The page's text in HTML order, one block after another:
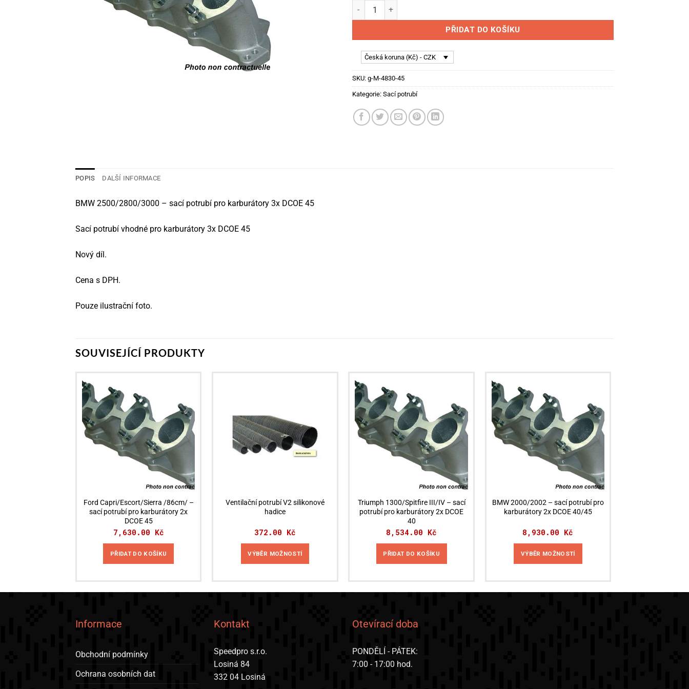
BMW 2500/2800/3000 - sací potrubí pro karburátory 3x DCOE 45 množství
PŘIDAT DO KOŠÍKU
Česká koruna (Kč) - CZK
SKU: g-M-4830-45
Kategorie: Sací potrubí
POPIS DALŠÍ INFORMACE
BMW 2500/2800/3000 – sací potrubí pro karburátory 3x DCOE 45
Sací potrubí vhodné pro karburátory 3x DCOE 45
Nový díl.
Cena s DPH.
Pouze ilustrační foto.
SOUVISEJÍCÍ PRODUKTY
Ford Capri/Escort/Sierra /86cm/ –
sací potrubí pro karburátory 2x
DCOE 45
7,630.00 Kč
PŘIDAT DO KOŠÍKU
Ventilační potrubí V2 silikonové
hadice
372.00 Kč
VÝBĚR MOŽNOSTÍ
má
Triumph 1300/Spitfire III/IV – sací
potrubí pro karburátory 2x DCOE
40
8,534.00 Kč
PŘIDAT DO KOŠÍKU
BMW 2000/2002 – sací potrubí pro
karburátory 2x DCOE 40/45
8,930.00 Kč
VÝBĚR MOŽNOSTÍ
má
Informace
Obchodní podmínky
Ochrana osobních dat
Kontakt
Speedpro s.r.o.
Losiná 84
332 04 Losiná
Otevírací doba
PONDĚLÍ - PÁTEK:
7:00 - 17:00 hod.